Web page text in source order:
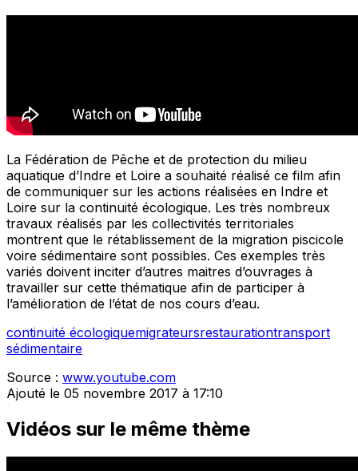
La Fédération de Pêche et de protection du milieu
aquatique d’Indre et Loire a souhaité réalisé ce film afin
de communiquer sur les actions réalisées en Indre et
Loire sur la continuité écologique. Les très nombreux
travaux réalisés par les collectivités territoriales
montrent que le rétablissement de la migration piscicole
voire sédimentaire sont possibles. Ces exemples très
variés doivent inciter d’autres maitres d’ouvrages à
travailler sur cette thématique afin de participer à
l’amélioration de l’état de nos cours d’eau.
continuité écologiquemigrateursrestaurationtransport
sédimentaire
Source : www.youtube.com
Ajouté le 05 novembre 2017 à 17:10
Vidéos sur le même thème